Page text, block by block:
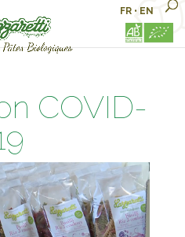
FR • EN
COVID-